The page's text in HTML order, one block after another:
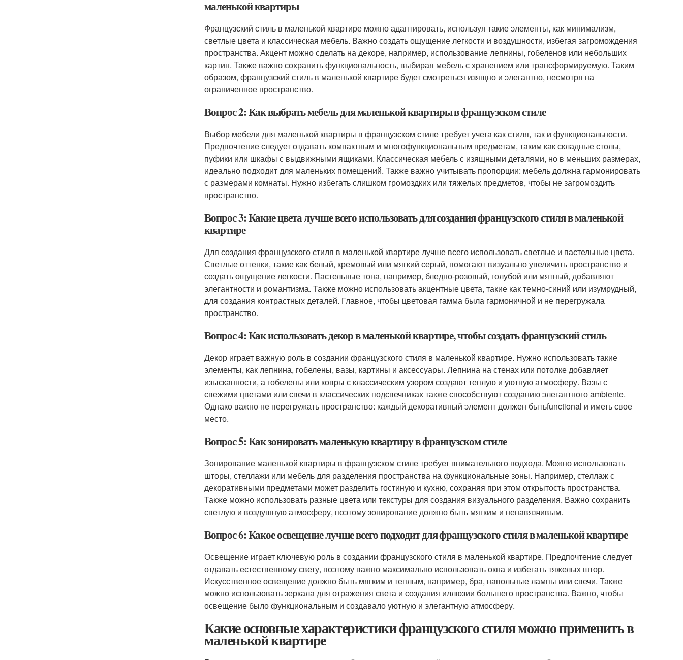
маленькой квартиры
Французский стиль в маленькой квартире можно адаптировать, используя такие элементы, как минимализм,
светлые цвета и классическая мебель. Важно создать ощущение легкости и воздушности, избегая загромождения
пространства. Акцент можно сделать на декоре, например, использование лепнины, гобеленов или небольших
картин. Также важно сохранить функциональность, выбирая мебель с хранением или трансформируемую. Таким
образом, французский стиль в маленькой квартире будет смотреться изящно и элегантно, несмотря на
ограниченное пространство.
Вопрос 2: Как выбрать мебель для маленькой квартиры в французском стиле
Выбор мебели для маленькой квартиры в французском стиле требует учета как стиля, так и функциональности.
Предпочтение следует отдавать компактным и многофункциональным предметам, таким как складные столы,
пуфики или шкафы с выдвижными ящиками. Классическая мебель с изящными деталями, но в меньших размерах,
идеально подходит для маленьких помещений. Также важно учитывать пропорции: мебель должна гармонировать
с размерами комнаты. Нужно избегать слишком громоздких или тяжелых предметов, чтобы не загромоздить
пространство.
Вопрос 3: Какие цвета лучше всего использовать для создания французского стиля в маленькой
квартире
Для создания французского стиля в маленькой квартире лучше всего использовать светлые и пастельные цвета.
Светлые оттенки, такие как белый, кремовый или мягкий серый, помогают визуально увеличить пространство и
создать ощущение легкости. Пастельные тона, например, бледно-розовый, голубой или мятный, добавляют
элегантности и романтизма. Также можно использовать акцентные цвета, такие как темно-синий или изумрудный,
для создания контрастных деталей. Главное, чтобы цветовая гамма была гармоничной и не перегружала
пространство.
Вопрос 4: Как использовать декор в маленькой квартире, чтобы создать французский стиль
Декор играет важную роль в создании французского стиля в маленькой квартире. Нужно использовать такие
элементы, как лепнина, гобелены, вазы, картины и аксессуары. Лепнина на стенах или потолке добавляет
изысканности, а гобелены или ковры с классическим узором создают теплую и уютную атмосферу. Вазы с
свежими цветами или свечи в классических подсвечниках также способствуют созданию элегантного ambiente.
Однако важно не перегружать пространство: каждый декоративный элемент должен бытьfunctional и иметь свое
место.
Вопрос 5: Как зонировать маленькую квартиру в французском стиле
Зонирование маленькой квартиры в французском стиле требует внимательного подхода. Можно использовать
шторы, стеллажи или мебель для разделения пространства на функциональные зоны. Например, стеллаж с
декоративными предметами может разделить гостиную и кухню, сохраняя при этом открытость пространства.
Также можно использовать разные цвета или текстуры для создания визуального разделения. Важно сохранить
светлую и воздушную атмосферу, поэтому зонирование должно быть мягким и ненавязчивым.
Вопрос 6: Какое освещение лучше всего подходит для французского стиля в маленькой квартире
Освещение играет ключевую роль в создании французского стиля в маленькой квартире. Предпочтение следует
отдавать естественному свету, поэтому важно максимально использовать окна и избегать тяжелых штор.
Искусственное освещение должно быть мягким и теплым, например, бра, напольные лампы или свечи. Также
можно использовать зеркала для отражения света и создания иллюзии большего пространства. Важно, чтобы
освещение было функциональным и создавало уютную и элегантную атмосферу.
Какие основные характеристики французского стиля можно применить в
маленькой квартире